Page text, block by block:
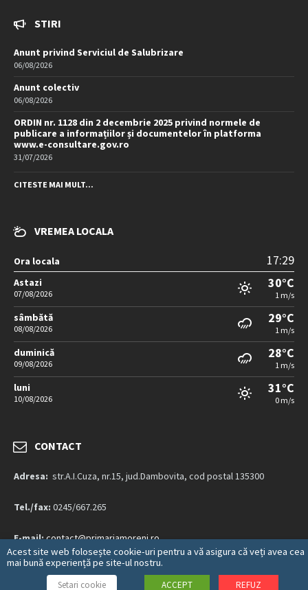
STIRI
Anunt privind Serviciul de Salubrizare
06/08/2026
Anunt colectiv
06/08/2026
ORDIN nr. 1128 din 2 decembrie 2025 privind normele de
publicare a informațiilor și documentelor în platforma
www.e-consultare.gov.ro
31/07/2026
CITESTE MAI MULT...
VREMEA LOCALA
Ora locala 17:29
Astazi
07/08/2026
30°C
1 m/s
sâmbătă
08/08/2026
29°C
1 m/s
duminică
09/08/2026
28°C
1 m/s
luni
10/08/2026
31°C
0 m/s
CONTACT
Adresa: str.A.I.Cuza, nr.15, jud.Dambovita, cod postal 135300
Tel./fax: 0245/667.265
E-mail:contact@primariamoreni.ro
Mai multe detalii…
Acest site web folosește cookie-uri pentru a vă asigura că veți avea cea
mai bună experiență pe site-ul nostru.
Setari cookie ACCEPT REFUZ